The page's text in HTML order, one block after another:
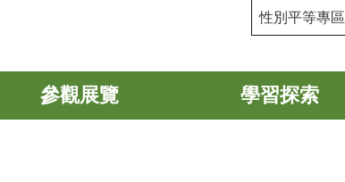
性別平等專區
參觀展覽 學習探索